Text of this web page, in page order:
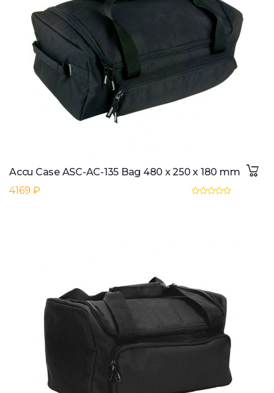
Accu Case ASC-AC-135 Bag 480 x 250 x 180 mm
4169 ₽